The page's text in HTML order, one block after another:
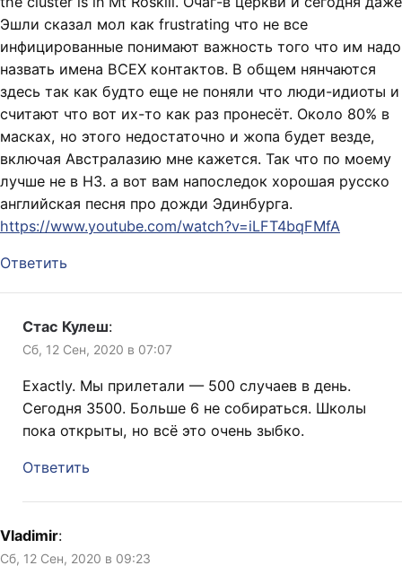
Эшли сказал мол как frustrating что не все
инфицированные понимают важность того что им надо
назвать имена ВСЕХ контактов. В общем нянчаются
здесь так как будто еще не поняли что люди-идиоты и
считают что вот их-то как раз пронесёт. Около 80% в
масках, но этого недостаточно и жопа будет везде,
включая Австралазию мне кажется. Так что по моему
лучше не в НЗ. а вот вам напоследок хорошая русско
английская песня про дожди Эдинбурга.
https://www.youtube.com/watch?v=iLFT4bqFMfA
Ответить
Стас Кулеш:
Сб, 12 Сен, 2020 в 07:07
Exactly. Мы прилетали — 500 случаев в день.
Сегодня 3500. Больше 6 не собираться. Школы
пока открыты, но всё это очень зыбко.
Ответить
Vladimir:
Сб, 12 Сен, 2020 в 09:23